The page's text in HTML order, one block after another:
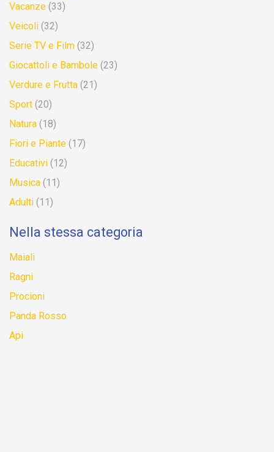
Vacanze (33)
Veicoli (32)
Serie TV e Film (32)
Giocattoli e Bambole (23)
Verdure e Frutta (21)
Sport (20)
Natura (18)
Fiori e Piante (17)
Educativi (12)
Musica (11)
Adulti (11)
Nella stessa categoria
Maiali
Ragni
Procioni
Panda Rosso
Api